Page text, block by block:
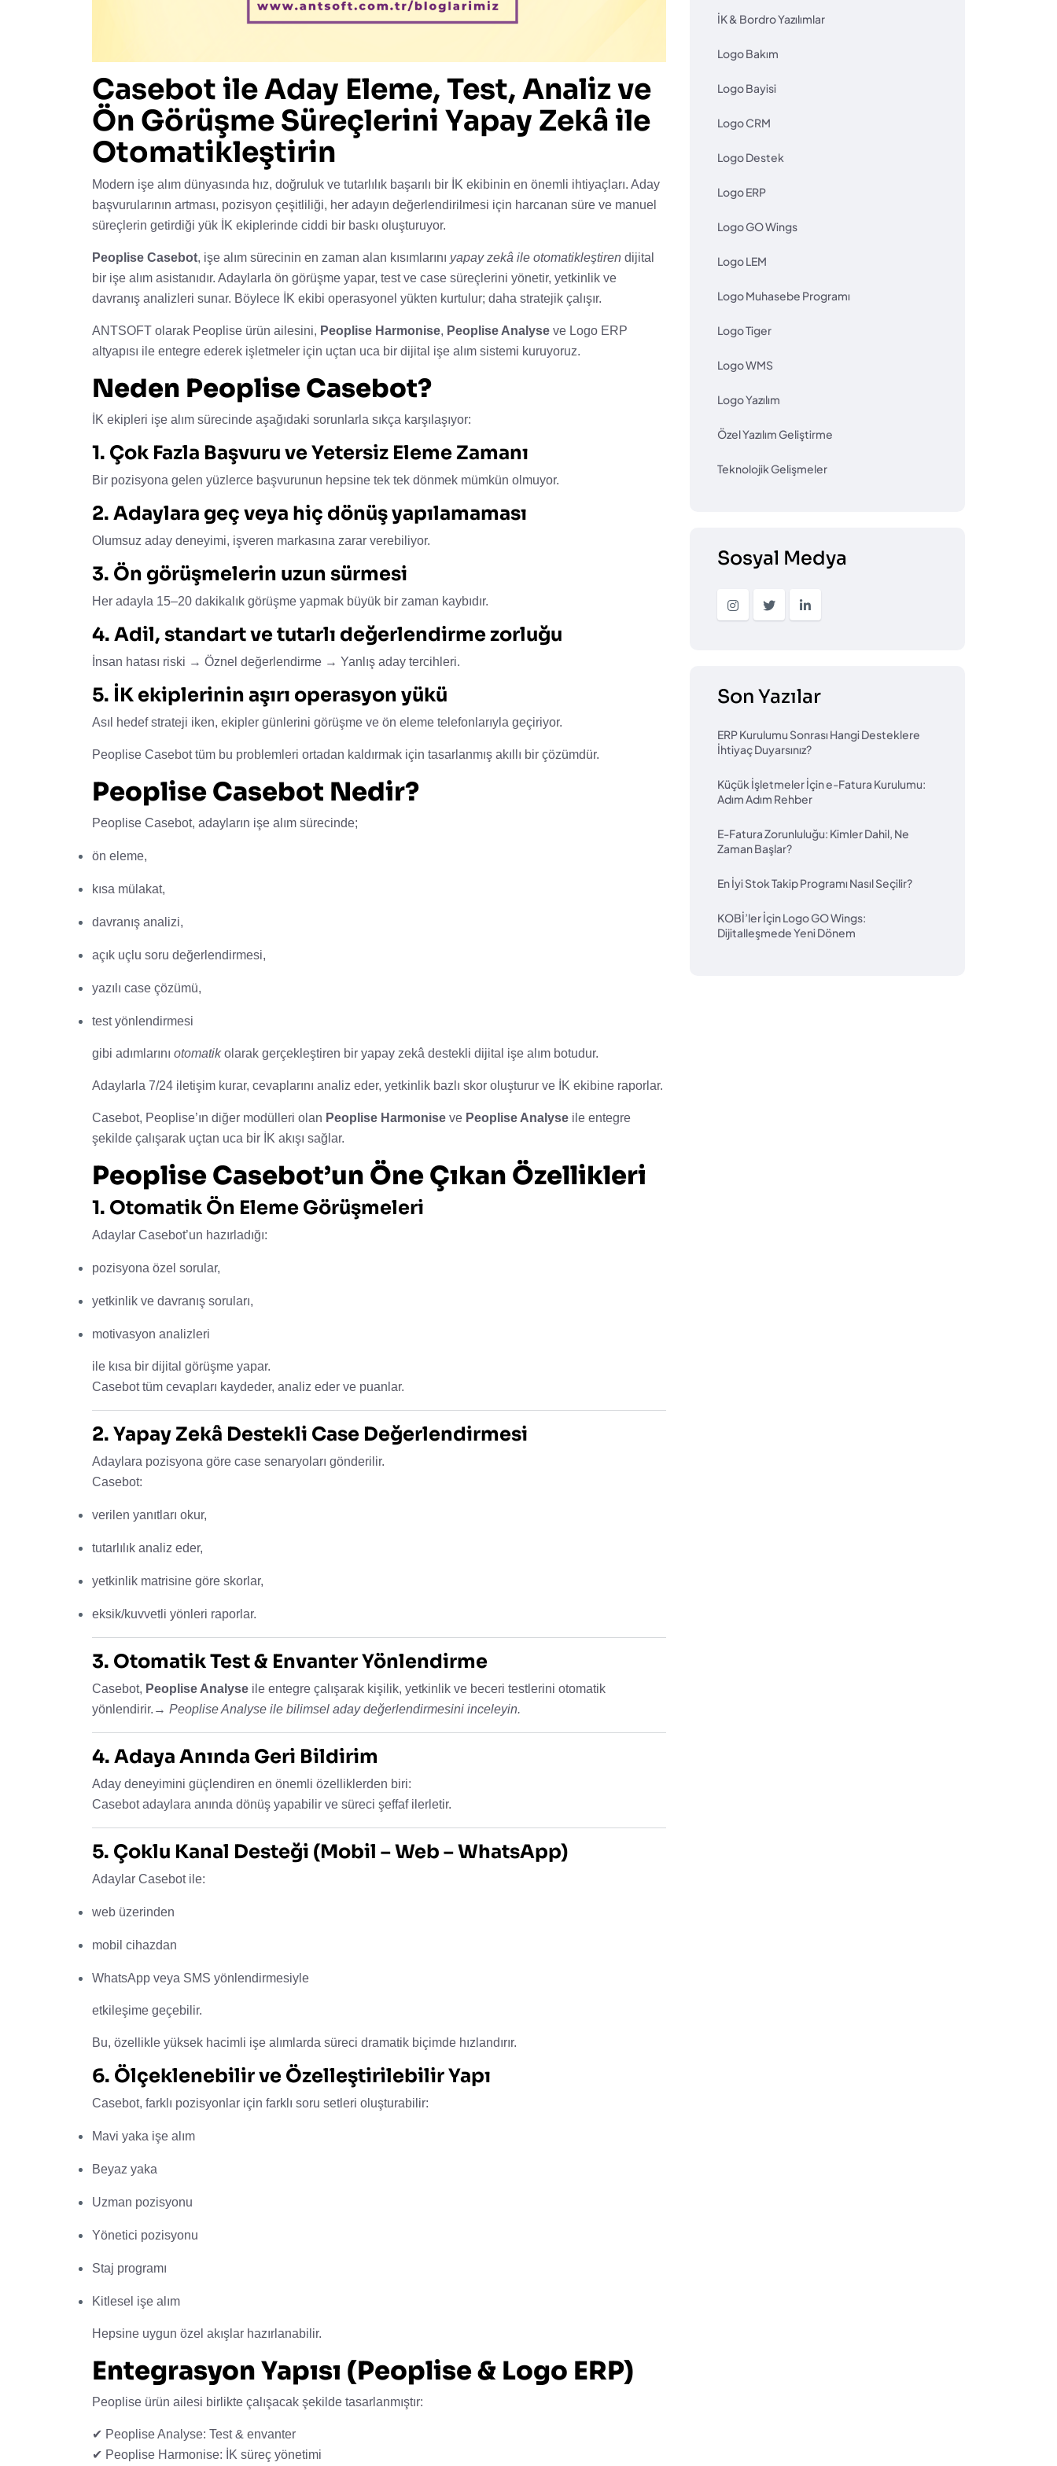
Casebot ile Aday Eleme, Test, Analiz ve
Ön Görüşme Süreçlerini Yapay Zekâ ile
Otomatikleştirin
Modern işe alım dünyasında hız, doğruluk ve tutarlılık başarılı bir İK ekibinin en önemli ihtiyaçları. Aday
başvurularının artması, pozisyon çeşitliliği, her adayın değerlendirilmesi için harcanan süre ve manuel
süreçlerin getirdiği yük İK ekiplerinde ciddi bir baskı oluşturuyor.
Peoplise Casebot, işe alım sürecinin en zaman alan kısımlarını yapay zekâ ile otomatikleştiren dijital
bir işe alım asistanıdır. Adaylarla ön görüşme yapar, test ve case süreçlerini yönetir, yetkinlik ve
davranış analizleri sunar. Böylece İK ekibi operasyonel yükten kurtulur; daha stratejik çalışır.
ANTSOFT olarak Peoplise ürün ailesini, Peoplise Harmonise, Peoplise Analyse ve Logo ERP
altyapısı ile entegre ederek işletmeler için uçtan uca bir dijital işe alım sistemi kuruyoruz.
Neden Peoplise Casebot?
İK ekipleri işe alım sürecinde aşağıdaki sorunlarla sıkça karşılaşıyor:
1. Çok Fazla Başvuru ve Yetersiz Eleme Zamanı
Bir pozisyona gelen yüzlerce başvurunun hepsine tek tek dönmek mümkün olmuyor.
2. Adaylara geç veya hiç dönüş yapılamaması
Olumsuz aday deneyimi, işveren markasına zarar verebiliyor.
3. Ön görüşmelerin uzun sürmesi
Her adayla 15–20 dakikalık görüşme yapmak büyük bir zaman kaybıdır.
4. Adil, standart ve tutarlı değerlendirme zorluğu
İnsan hatası riski → Öznel değerlendirme → Yanlış aday tercihleri.
5. İK ekiplerinin aşırı operasyon yükü
Asıl hedef strateji iken, ekipler günlerini görüşme ve ön eleme telefonlarıyla geçiriyor.
Peoplise Casebot tüm bu problemleri ortadan kaldırmak için tasarlanmış akıllı bir çözümdür.
Peoplise Casebot Nedir?
Peoplise Casebot, adayların işe alım sürecinde;
ön eleme,
kısa mülakat,
davranış analizi,
açık uçlu soru değerlendirmesi,
yazılı case çözümü,
test yönlendirmesi
gibi adımlarını otomatikolarak gerçekleştiren bir yapay zekâ destekli dijital işe alım botudur.
Adaylarla 7/24 iletişim kurar, cevaplarını analiz eder, yetkinlik bazlı skor oluşturur ve İK ekibine raporlar.
Casebot, Peoplise’ın diğer modülleri olan Peoplise Harmonise ve Peoplise Analyse ile entegre
şekilde çalışarak uçtan uca bir İK akışı sağlar.
Peoplise Casebot’un Öne Çıkan Özellikleri
1. Otomatik Ön Eleme Görüşmeleri
Adaylar Casebot’un hazırladığı:
pozisyona özel sorular,
yetkinlik ve davranış soruları,
motivasyon analizleri
ile kısa bir dijital görüşme yapar.
Casebot tüm cevapları kaydeder, analiz eder ve puanlar.
2. Yapay Zekâ Destekli Case Değerlendirmesi
Adaylara pozisyona göre case senaryoları gönderilir.
Casebot:
verilen yanıtları okur,
tutarlılık analiz eder,
yetkinlik matrisine göre skorlar,
eksik/kuvvetli yönleri raporlar.
3. Otomatik Test & Envanter Yönlendirme
Casebot, Peoplise Analyse ile entegre çalışarak kişilik, yetkinlik ve beceri testlerini otomatik
yönlendirir.→ Peoplise Analyse ile bilimsel aday değerlendirmesini inceleyin.
4. Adaya Anında Geri Bildirim
Aday deneyimini güçlendiren en önemli özelliklerden biri:
Casebot adaylara anında dönüş yapabilir ve süreci şeffaf ilerletir.
5. Çoklu Kanal Desteği (Mobil – Web – WhatsApp)
Adaylar Casebot ile:
web üzerinden
mobil cihazdan
WhatsApp veya SMS yönlendirmesiyle
etkileşime geçebilir.
Bu, özellikle yüksek hacimli işe alımlarda süreci dramatik biçimde hızlandırır.
6. Ölçeklenebilir ve Özelleştirilebilir Yapı
Casebot, farklı pozisyonlar için farklı soru setleri oluşturabilir:
Mavi yaka işe alım
Beyaz yaka
Uzman pozisyonu
Yönetici pozisyonu
Staj programı
Kitlesel işe alım
Hepsine uygun özel akışlar hazırlanabilir.
Entegrasyon Yapısı (Peoplise & Logo ERP)
Peoplise ürün ailesi birlikte çalışacak şekilde tasarlanmıştır:
✔ Peoplise Analyse: Test & envanter
✔ Peoplise Harmonise: İK süreç yönetimi
İK & Bordro Yazılımlar
Logo Bakım
Logo Bayisi
Logo CRM
Logo Destek
Logo ERP
Logo GO Wings
Logo LEM
Logo Muhasebe Programı
Logo Tiger
Logo WMS
Logo Yazılım
Özel Yazılım Geliştirme
Teknolojik Gelişmeler
Sosyal Medya
Son Yazılar
ERP Kurulumu Sonrası Hangi Desteklere
İhtiyaç Duyarsınız?
Küçük İşletmeler İçin e-Fatura Kurulumu:
Adım Adım Rehber
E-Fatura Zorunluluğu: Kimler Dahil, Ne
Zaman Başlar?
En İyi Stok Takip Programı Nasıl Seçilir?
KOBİ’ler İçin Logo GO Wings:
Dijitalleşmede Yeni Dönem